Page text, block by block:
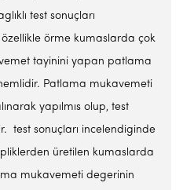
test sonuçları
örme kumaslarda çok
tayinini yapan patlama
Patlama mukavemeti
yapılmıs olup, test
test sonuçları incelendiginde
üretilen kumaslarda
mukavemeti degerinin